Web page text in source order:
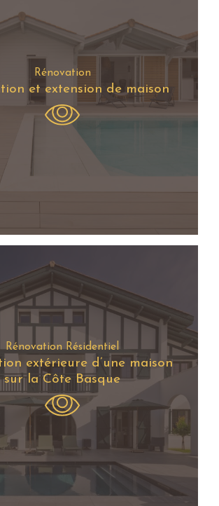
Rénovation
et extension de maison
Rénovation Résidentiel
extérieure d’une maison
sur la Côte Basque